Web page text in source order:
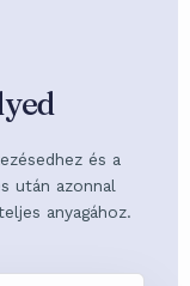
és a
után azonnal
anyagához.